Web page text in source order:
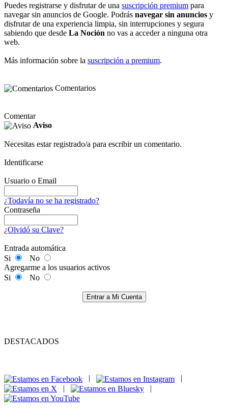
Puedes registrarse y disfrutar de una suscripción premium para
navegar sin anuncios de Google. Podrás navegar sin anuncios y
disfrutar de una experiencia limpia, sin interrupciones y segura
sabiendo que desde La Noción no vas a acceder a ninguna otra
web.
Más información sobre la suscripción a premium.
Comentarios
Comentar
Aviso
Necesitas estar registrado/a para escribir un comentario.
Identificarse
Usuario o Email
¿Todavía no se ha registrado?
Contraseña
¿Olvidó su Clave?
Entrada automática
Si
No
Agregarme a los usuarios activos
Si
No
Entrar a Mi Cuenta
DESTACADOS
|
|